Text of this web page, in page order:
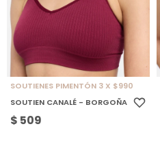
SOUTIENES PIMENTÓN 3 X $990
SOUTIEN CANALÉ - BORGOÑA
$ 509